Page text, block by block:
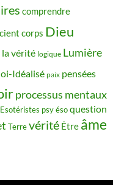
comprendre
corps Dieu
la vérité logique Lumière
Idéalisé paix pensées
processus mentaux
psy ésoquestion
Terrevérité Être âme